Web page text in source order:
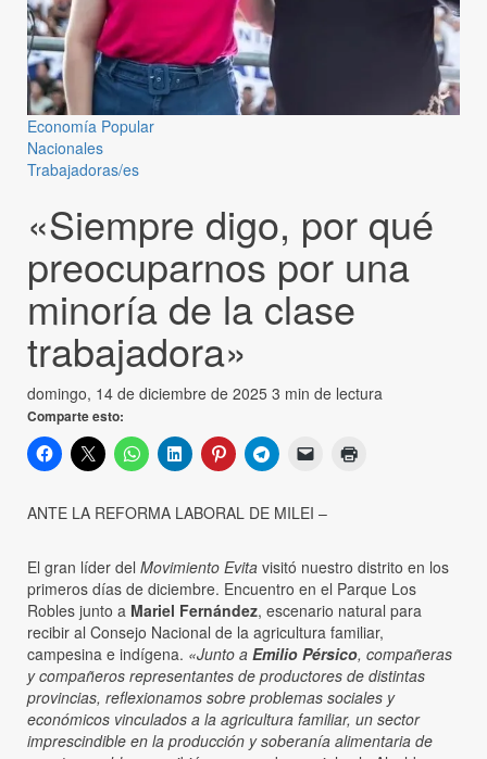
Economía Popular
Nacionales
Trabajadoras/es
«Siempre digo, por qué
preocuparnos por una
minoría de la clase
trabajadora»
domingo, 14 de diciembre de 2025 3 min de lectura
Comparte esto:
ANTE LA REFORMA LABORAL DE MILEI –
El gran líder del Movimiento Evita visitó nuestro distrito en los
primeros días de diciembre. Encuentro en el Parque Los
Robles junto a Mariel Fernández, escenario natural para
recibir al Consejo Nacional de la agricultura familiar,
campesina e indígena. «Junto a Emilio Pérsico, compañeras
y compañeros representantes de productores de distintas
provincias, reflexionamos sobre problemas sociales y
económicos vinculados a la agricultura familiar, un sector
imprescindible en la producción y soberanía alimentaria de